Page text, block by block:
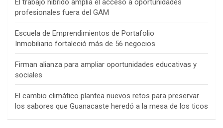
El trabajo híbrido amplía el acceso a oportunidades
profesionales fuera del GAM
Escuela de Emprendimientos de Portafolio
Inmobiliario fortaleció más de 56 negocios
Firman alianza para ampliar oportunidades educativas y
sociales
El cambio climático plantea nuevos retos para preservar
los sabores que Guanacaste heredó a la mesa de los ticos